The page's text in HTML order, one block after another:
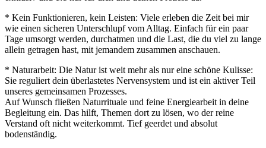
* Kein Funktionieren, kein Leisten: Viele erleben die Zeit bei mir
wie einen sicheren Unterschlupf vom Alltag. Einfach für ein paar
Tage umsorgt werden, durchatmen und die Last, die du viel zu lange
allein getragen hast, mit jemandem zusammen anschauen.
* Naturarbeit: Die Natur ist weit mehr als nur eine schöne Kulisse:
Sie reguliert dein überlastetes Nervensystem und ist ein aktiver Teil
unseres gemeinsamen Prozesses.
Auf Wunsch fließen Naturrituale und feine Energiearbeit in deine
Begleitung ein. Das hilft, Themen dort zu lösen, wo der reine
Verstand oft nicht weiterkommt. Tief geerdet und absolut
bodenständig.